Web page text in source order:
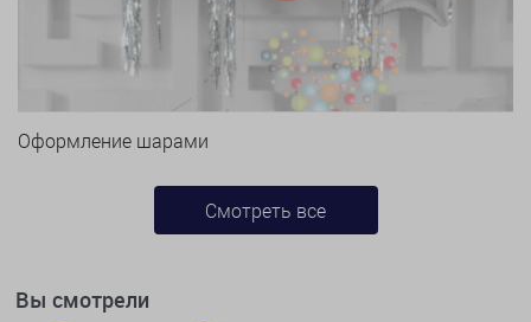
Оформление шарами
Смотреть все
Вы смотрели